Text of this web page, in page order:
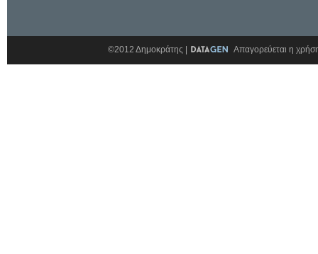
©2012 Δημοκράτης | Απαγορεύεται η